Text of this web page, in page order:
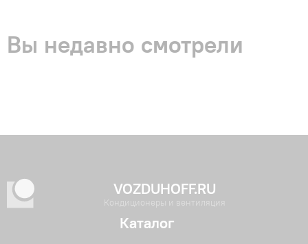
Вы недавно смотрели
VOZDUHOFF.RU
Кондиционеры и вентиляция
Каталог